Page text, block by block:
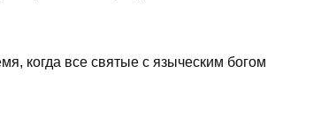
когда все святые с языческим богом